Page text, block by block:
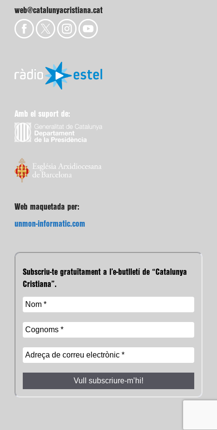
web@catalunyacristiana.cat
Amb el suport de:
Web maquetada per:
unmon-informatic.com
Subscriu-te gratuïtament a l’e-butlletí de “Catalunya
Cristiana”.